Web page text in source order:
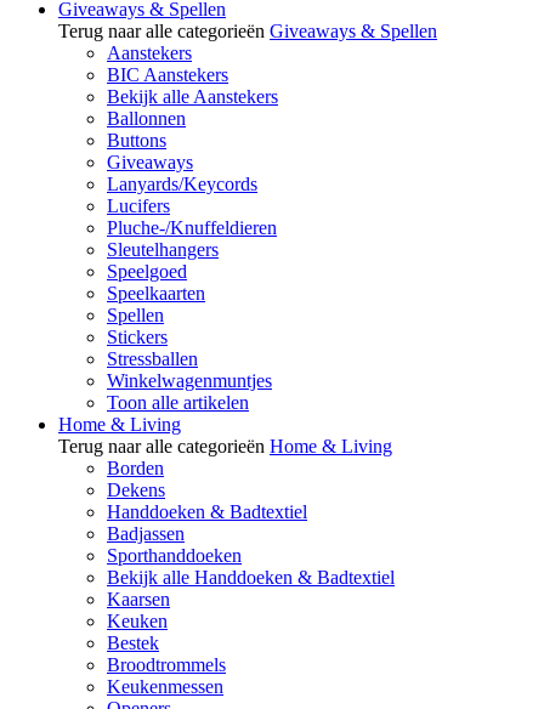
Giveaways & Spellen
Terug naar alle categorieën Giveaways & Spellen
Aanstekers
BIC Aanstekers
Bekijk alle Aanstekers
Ballonnen
Buttons
Giveaways
Lanyards/Keycords
Lucifers
Pluche-/Knuffeldieren
Sleutelhangers
Speelgoed
Speelkaarten
Spellen
Stickers
Stressballen
Winkelwagenmuntjes
Toon alle artikelen
Home & Living
Terug naar alle categorieën Home & Living
Borden
Dekens
Handdoeken & Badtextiel
Badjassen
Sporthanddoeken
Bekijk alle Handdoeken & Badtextiel
Kaarsen
Keuken
Bestek
Broodtrommels
Keukenmessen